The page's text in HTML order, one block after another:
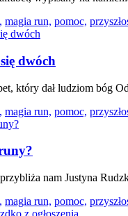
magia run, pomoc,
dwóch
który dał ludziom bóg
magia run, pomoc,
nam Justyna
magia run, pomoc,